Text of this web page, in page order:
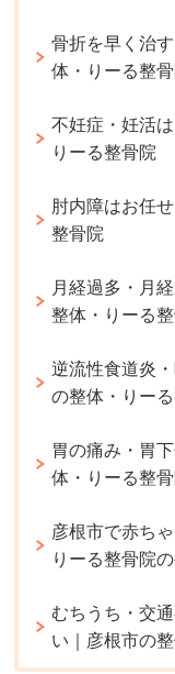
骨折を早く治
体・りーる整
不妊症・妊活
りーる整骨院
肘内障はお任
整骨院
月経過多・月
整体・りーる
逆流性食道炎
の整体・りー
胃の痛み・胃
体・りーる整
彦根市で赤ち
りーる整骨院
むちうち・交
い｜彦根市の